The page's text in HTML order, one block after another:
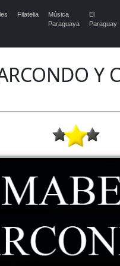
Filatelia
Música
Paraguaya
El
Paraguay
Y